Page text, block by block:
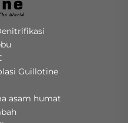
Guillotine
asam humat